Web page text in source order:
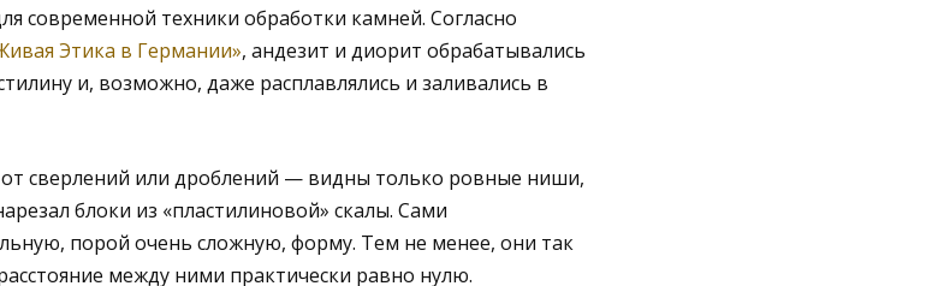
современной техники обработки камней. Согласно
Этика в Германии», андезит и диорит обрабатывались
и, возможно, даже расплавлялись и заливались в
сверлений или дроблений — видны только ровные ниши,
блоки из «пластилиновой» скалы. Сами
порой очень сложную, форму. Тем не менее, они так
между ними практически равно нулю.